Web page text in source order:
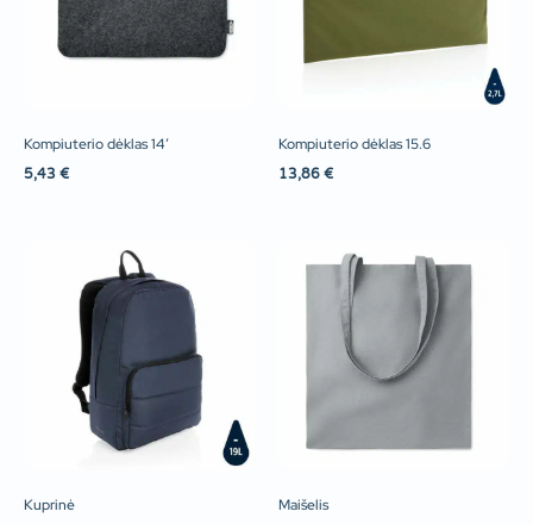
Kompiuterio dėklas 14′
5,43 €
Kompiuterio dėklas 15.6
13,86 €
Kuprinė Maišelis